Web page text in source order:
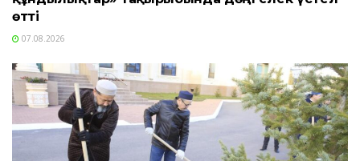
өтті
07.08.2026